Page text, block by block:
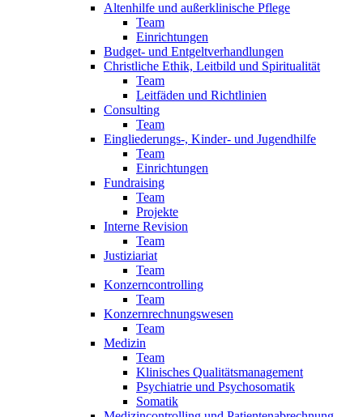
Altenhilfe und außerklinische Pflege
Team
Einrichtungen
Budget- und Entgeltverhandlungen
Christliche Ethik, Leitbild und Spiritualität
Team
Leitfäden und Richtlinien
Consulting
Team
Eingliederungs-, Kinder- und Jugendhilfe
Team
Einrichtungen
Fundraising
Team
Projekte
Interne Revision
Team
Justiziariat
Team
Konzerncontrolling
Team
Konzernrechnungswesen
Team
Medizin
Team
Klinisches Qualitätsmanagement
Psychiatrie und Psychosomatik
Somatik